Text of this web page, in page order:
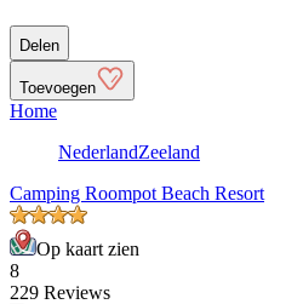
Delen
Toevoegen
Home
NederlandZeeland
Camping Roompot Beach Resort
Op kaart zien
8
229 Reviews